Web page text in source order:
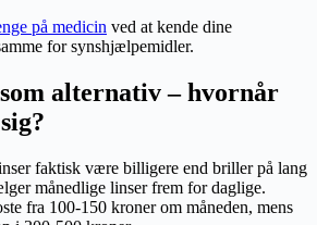
på medicin ved at kende dine
for synshjælpemidler.
alternativ – hvornår
faktisk være billigere end briller på lang
månedlige linser frem for daglige.
fra 100-150 kroner om måneden, mens